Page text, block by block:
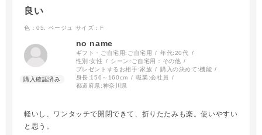
良い
色：05. ベージュ サイズ：F
no name
ギフト・ご自宅用: ご自宅用 年代:20代
性別:女性 シーン: ご自宅用：その他
プレゼントするお相手:家族 購入の決めて:機能
身長:156～160cm 職業:会社員
都道府県:神奈川県
軽いし、ワンタッチで開閉できて、折りたたみも楽。使いやすい
と思う。